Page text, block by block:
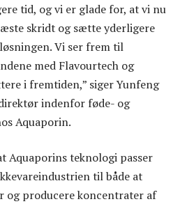
tid, og vi er glade for, at vi nu
skridt og sætte yderligere
Vi ser frem til
med Flavourtech og
i fremtiden,” siger Yunfeng
indenfor føde- og
Aquaporin.
Aquaporins teknologi passer
til både at
og producere koncentrater af